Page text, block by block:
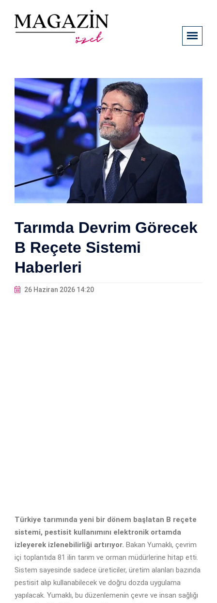
Tarımda Devrim Görecek
B Reçete Sistemi
Haberleri
26 Haziran 2026 14:20
Türkiye tarımında yeni bir dönem başlatan B reçete
sistemi, pestisit kullanımını elektronik ortamda
izleyerek izlenebilirliği artırıyor. Bakan Yumaklı, çevrim
içi toplantıda 81 ilin tarım ve orman müdürlerine hitap etti.
Sistem sayesinde sadece üreticiler, üretim alanları bazında
pestisit alıp kullanabilecek ve doğru dozda uygulama
yapılacak. Yumaklı, bu düzenlemenin çevre ve insan sağlığı